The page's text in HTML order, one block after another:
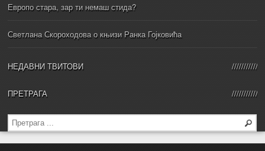
Европо стара, зар ти немаш стида?
Светлана Скороходова о књизи Ранка Гојковића
НЕДАВНИ ТВИТОВИ
ПРЕТРАГА